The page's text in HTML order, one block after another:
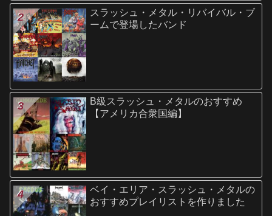
スラッシュ・メタル・リバイバル・ブ
ームで登場したバンド
B級スラッシュ・メタルのおすすめ
【アメリカ合衆国編】
ベイ・エリア・スラッシュ・メタルの
おすすめプレイリストを作りました